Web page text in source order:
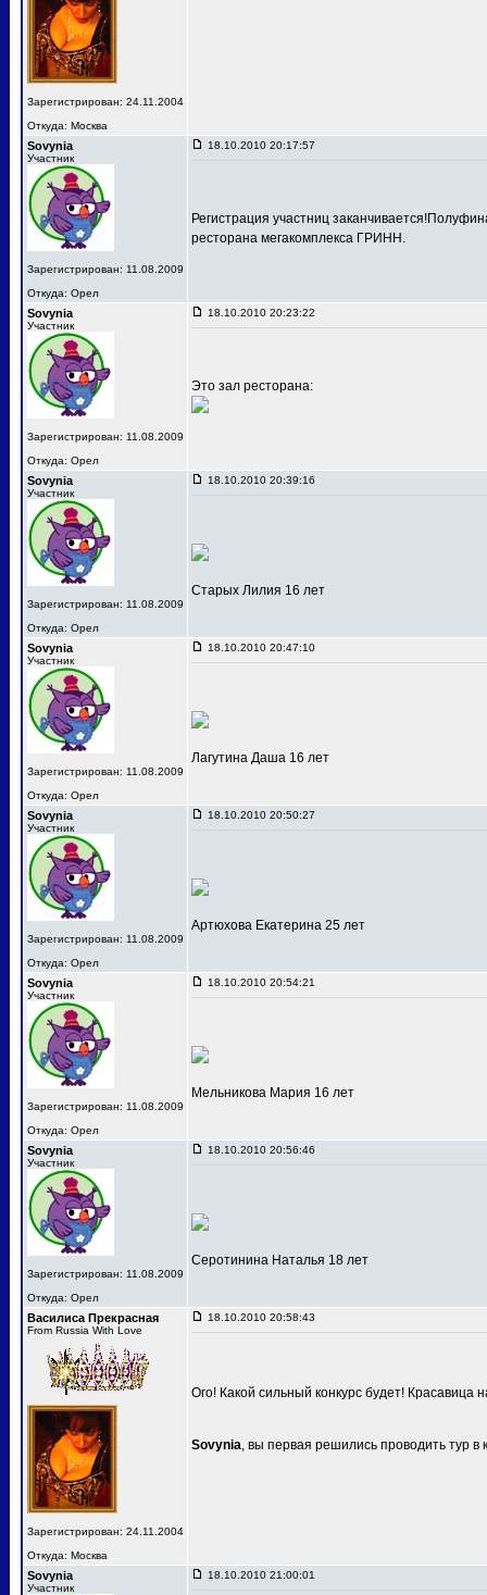
Зарегистрирован: 24.11.2004
Откуда: Москва
Sovynia
Участник
Зарегистрирован: 11.08.2009
Откуда: Орел
18.10.2010 20:17:57
Регистрация участниц
ресторана мегакомплекса ГРИНН.
Sovynia
Участник
Зарегистрирован: 11.08.2009
Откуда: Орел
18.10.2010 20:23:22
Это зал ресторана:
Sovynia
Участник
Зарегистрирован: 11.08.2009
Откуда: Орел
18.10.2010 20:39:16
Старых Лилия 16 лет
Sovynia
Участник
Зарегистрирован: 11.08.2009
Откуда: Орел
18.10.2010 20:47:10
Лагутина Даша 16 лет
Sovynia
Участник
Зарегистрирован: 11.08.2009
Откуда: Орел
18.10.2010 20:50:27
Артюхова Екатерина 25 лет
Sovynia
Участник
Зарегистрирован: 11.08.2009
Откуда: Орел
18.10.2010 20:54:21
Мельникова Мария 16 лет
Sovynia
Участник
Зарегистрирован: 11.08.2009
Откуда: Орел
18.10.2010 20:56:46
Серотинина Наталья 18 лет
Василиса Прекрасная
From Russia With Love
Зарегистрирован: 24.11.2004
Откуда: Москва
18.10.2010 20:58:43
Ого! Какой сильный конкурс будет! Красавица
Sovynia, вы первая решились проводить тур в
Sovynia
Участник
18.10.2010 21:00:01